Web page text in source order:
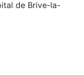
de Brive-la-